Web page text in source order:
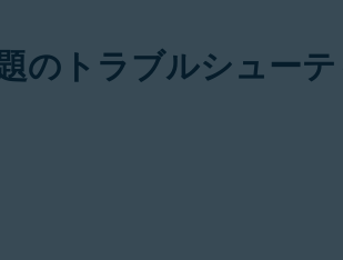
のトラブルシュー